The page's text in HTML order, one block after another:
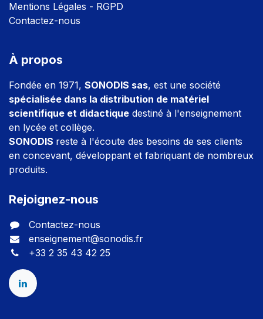
Mentions Légales - RGPD
Contactez-nous
À propos
Fondée en 1971, SONODIS sas, est une société
spécialisée dans la distribution de matériel
scientifique et didactique destiné à l'enseignement
en lycée et collège.
SONODIS reste à l'écoute des besoins de ses clients
en concevant, développant et fabriquant de nombreux
produits.
Rejoignez-nous
Contactez-nous
enseignement@sonodis.fr
+33 2 35 43 42 25